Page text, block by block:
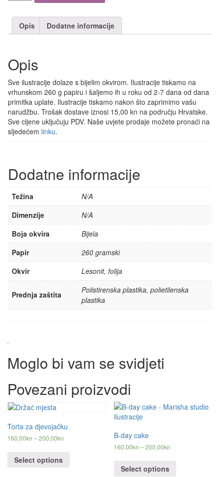
girl
Opis Dodatne informacije
Opis
Sve ilustracije dolaze s bijelim okvirom. Ilustracije tiskamo na
vrhunskom 260 g papiru i šaljemo ih u roku od 2-7 dana od dana
primitka uplate. Ilustracije tiskamo nakon što zaprimimo vašu
narudžbu. Trošak dostave iznosi 15,00 kn na području Hrvatske.
Sve cijene uključuju PDV. Naše uvjete prodaje možete pronaći na
sljedećem linku.
Dodatne informacije
Težina
N/A
Dimenzije
N/A
Boja okvira
Bijela
Papir
260 gramski
Okvir
Lesonit, folija
Prednja zaštita
Polistirenska plastika, polietilenska
plastika
Moglo bi vam se svidjeti
Povezani proizvodi
Torta za djevojačku
160,00kn –200,00kn
Select options
B-day cake
160,00kn –200,00kn
Select options